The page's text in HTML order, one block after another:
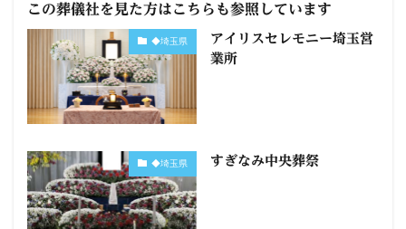
この葬儀社を見た方はこちらも参照しています
◆埼玉県
アイリスセレモニー埼玉営
業所
◆埼玉県 すぎなみ中央葬祭